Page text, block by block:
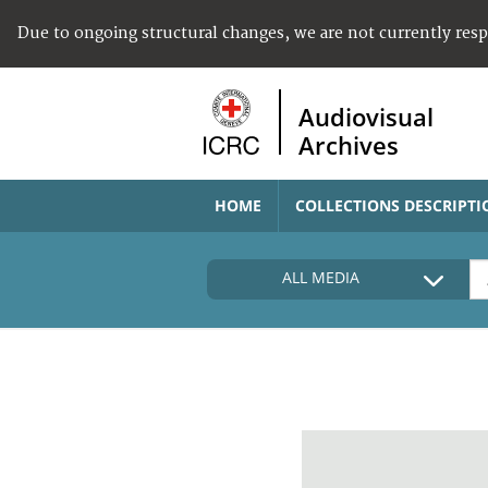
Due to ongoing structural changes, we are not currently
Audiovisual
Archives
HOME COLLECTIONS
ALL MEDIA